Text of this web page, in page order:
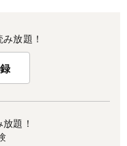
放題！
題！